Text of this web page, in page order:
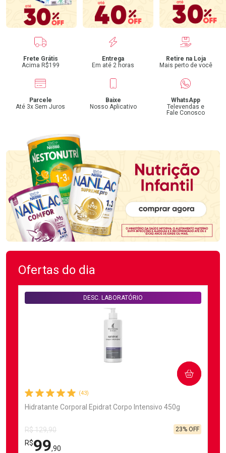
Benefícios
Frete Grátis
Acima R$199
Entrega
Em até 2 horas
Retire na Loja
Mais perto de você
Parcele
Até 3x Sem Juros
Baixe
Nosso Aplicativo
WhatsApp
Televendas e
Fale Conosco
Ofertas do dia
(43)
Hidratante Corporal Epidrat Corpo Intensivo 450g
DESC. LABORATÓRIO
R$ 129,90
R$99,90
23% OFF
COMPRAR